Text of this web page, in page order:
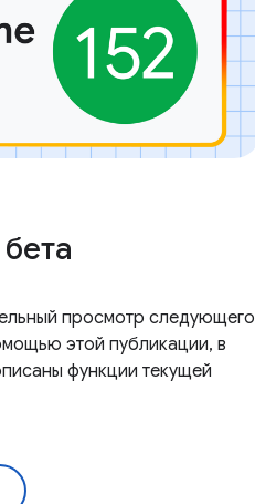
просмотр следующего
этой публикации, в
функции текущей